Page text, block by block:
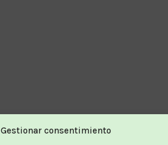
Gestionar consentimiento